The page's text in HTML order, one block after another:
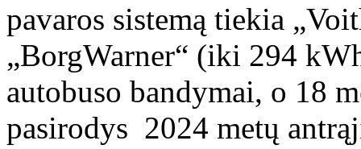
pavaros sistemą tiekia
„BorgWarner“ (iki 294
autobuso bandymai, o 18
pasirodys 2024 metų